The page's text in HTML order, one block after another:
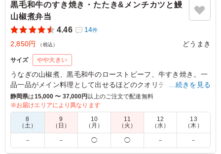
黒毛和牛のすき焼き・たたき&メンチカツと鰻
山椒煮弁当
4.46
14件
2,850円 （税込） どうまき
サイズ やや大きい
うなぎの山椒煮、黒毛和牛のローストビーフ、牛すき焼き。一
品一品がメイン料理として出せるほどのクオリティの高さ。豪
華絢爛。おもてなしに最適です。
4.5 株式会社 メディコン
ありがとうございます。
ご利用シーン：会議・セミナー›勉強会
…続きを見る
静岡県は15,000 〜 37,000円 以上のご注文で配達無料
※お届けエリアにより異なります
8
（土）
9
（日）
10
（月）
11
（火）
12
（水）
13
（木）
－ － ◯ ◯ － －